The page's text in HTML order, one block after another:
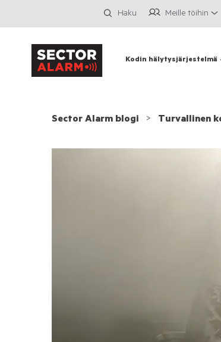
Kodin hälytysjärjestelmä
Haku Meille töihin
Sector Alarm blogi Turvallinen